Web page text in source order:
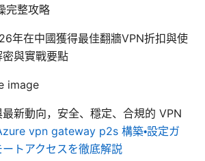
完整攻略
年在中國獲得最佳翻牆VPN折扣與使
與實戰要點
image
新動向，安全、穩定、合規的 VPN
vpn gateway p2s 構築・設定ガ
トアクセスを徹底解説